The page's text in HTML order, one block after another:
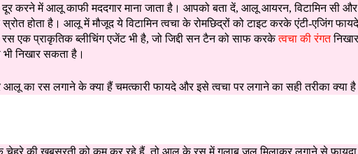
करने में आलू काफी मददगार माना जाता है। आपको बता दें, आलू आयरन, विटामिन सी और
स्रोत होता है। आलू में मौजूद ये विटामिन त्वचा के रोमछिद्रों को टाइट करके एंटी-एजिंग
एक प्राकृतिक ब्लीचिंग एजेंट भी है, जो जिद्दी सन टैन को साफ करकेत्वचा की रंगत
निखार सकता है।
का रस लगाने के क्या हैं चमत्कारी फायदे और इसे त्वचा पर लगाने का सही तरीका क्या
चेहरे की खूबसूरती को कम कर रहे हैं, तो आलू के रस में गुलाब जल मिलाकर लगाने से फायदा